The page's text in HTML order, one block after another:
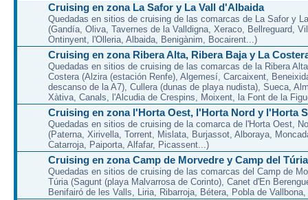
Cruising en zona La Safor y La Vall d'Albaida
Quedadas en sitios de cruising de las comarcas de La Safor y
(Gandía, Oliva, Tavernes de la Valldigna, Xeraco, Bellreguard,
Ontinyent, l'Olleria, Albaida, Benigànim, Bocairent...)
Cruising en zona Ribera Alta, Ribera Baja y La
Quedadas en sitios de cruising de las comarcas de la Ribera
Costera (Alzira (estación Renfe), Algemesí, Carcaixent,
descanso de la A7), Cullera (dunas de playa nudista), Sueca,
Xàtiva, Canals, l'Alcudia de Crespins, Moixent, la Font de la
Cruising en zona l'Horta Oest, l'Horta Nord y l'Horta
Quedadas en sitios de cruising de la comarca de l'Horta Oest,
(Paterna, Xirivella, Torrent, Mislata, Burjassot, Alboraya,
Catarroja, Paiporta, Alfafar, Picassent...)
Cruising en zona Camp de Morvedre y Camp del Túria
Quedadas en sitios de cruising de las comarcas del Camp de
Túria (Sagunt (playa Malvarrosa de Corinto), Canet d'En
Benifairó de les Valls, Liria, Ribarroja, Bétera, Pobla de